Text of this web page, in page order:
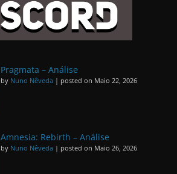
Pragmata – Análise
by Nuno Nêveda | posted on Maio 22, 2026
Amnesia: Rebirth – Análise
by Nuno Nêveda | posted on Maio 26, 2026